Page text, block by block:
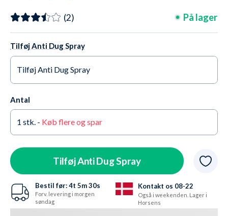
(2) På lager
Tilføj Anti Dug Spray
Tilføj Anti Dug Spray
Nej tak På lager
Antal
1 stk. - Køb flere og spar
Tilføj Anti Dug Spray
Bestil før:4t 5m28s
Forv. levering i morgen
søndag
Kontakt os 08-22
Også i weekenden. Lager i
Horsens